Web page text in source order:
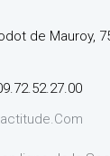
de Mauroy,